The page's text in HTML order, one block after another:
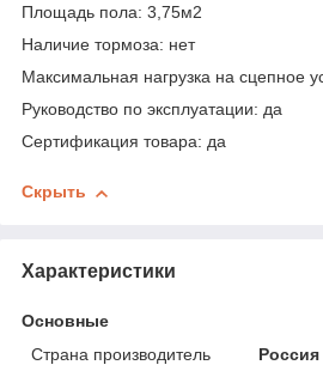
Площадь пола: 3,75м2
Наличие тормоза: нет
Максимальная нагрузка на сцепное
Руководство по эксплуатации: да
Сертификация товара: да
Скрыть
Характеристики
Основные
Страна производитель
Россия